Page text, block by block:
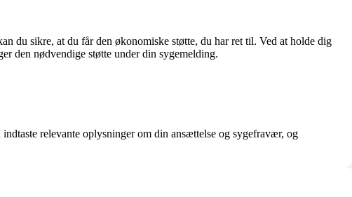
du sikre, at du får den økonomiske støtte, du har ret til. Ved at holde dig
den nødvendige støtte under din sygemelding.
relevante oplysninger om din ansættelse og sygefravær, og